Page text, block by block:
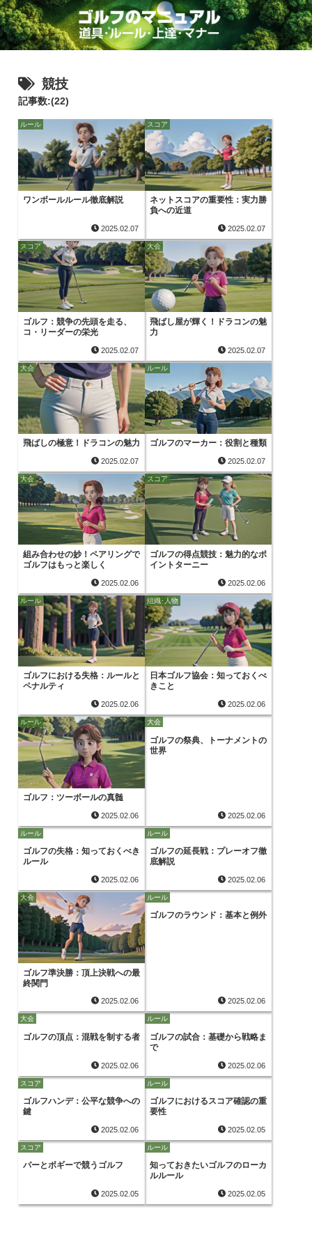
競技
記事数:(22)
ルール
ワンボールルール徹底解説
2025.02.07
スコア
ネットスコアの重要性：実力勝
負への近道
2025.02.07
スコア
ゴルフ：競争の先頭を走る、
コ・リーダーの栄光
2025.02.07
大会
飛ばし屋が輝く！ドラコンの魅
力
2025.02.07
大会
飛ばしの極意！ドラコンの魅力
2025.02.07
ルール
ゴルフのマーカー：役割と種類
2025.02.07
大会
組み合わせの妙！ペアリングで
ゴルフはもっと楽しく
2025.02.06
スコア
ゴルフの得点競技：魅力的なポ
イントターニー
2025.02.06
ルール
ゴルフにおける失格：ルールと
ペナルティ
2025.02.06
組織･人物
日本ゴルフ協会：知っておくべ
きこと
2025.02.06
ルール
ゴルフ：ツーボールの真髄
2025.02.06
大会
ゴルフの祭典、トーナメントの
世界
2025.02.06
ルール
ゴルフの失格：知っておくべき
ルール
2025.02.06
ルール
ゴルフの延長戦：プレーオフ徹
底解説
2025.02.06
大会
ゴルフ準決勝：頂上決戦への最
終関門
2025.02.06
ルール
ゴルフのラウンド：基本と例外
2025.02.06
大会
ゴルフの頂点：混戦を制する者
2025.02.06
ルール
ゴルフの試合：基礎から戦略ま
で
2025.02.06
スコア
ゴルフハンデ：公平な競争への
鍵
2025.02.06
ルール
ゴルフにおけるスコア確認の重
要性
2025.02.05
スコア
パーとボギーで競うゴルフ
2025.02.05
ルール
知っておきたいゴルフのローカ
ルルール
2025.02.05